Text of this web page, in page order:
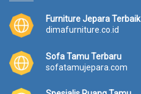
Furniture Jepara Terbaik
dimafurniture.co.id
Sofa Tamu Terbaru
sofatamujepara.com